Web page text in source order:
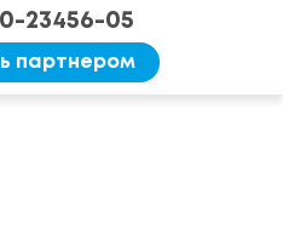
23456-05
партнером